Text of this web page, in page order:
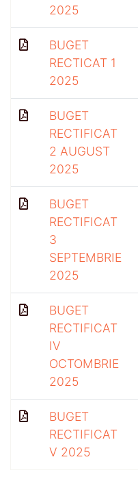
2025
BUGET
RECTICAT 1
2025
BUGET
RECTIFICAT
2 AUGUST
2025
BUGET
RECTIFICAT
3
SEPTEMBRIE
2025
BUGET
RECTIFICAT
IV
OCTOMBRIE
2025
BUGET
RECTIFICAT
V 2025